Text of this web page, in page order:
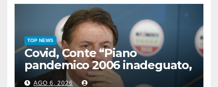
TOP NEWS
Covid, Conte “Piano
pandemico 2006 inadeguato,
virus senza precedenti”
AGO 6, 2026